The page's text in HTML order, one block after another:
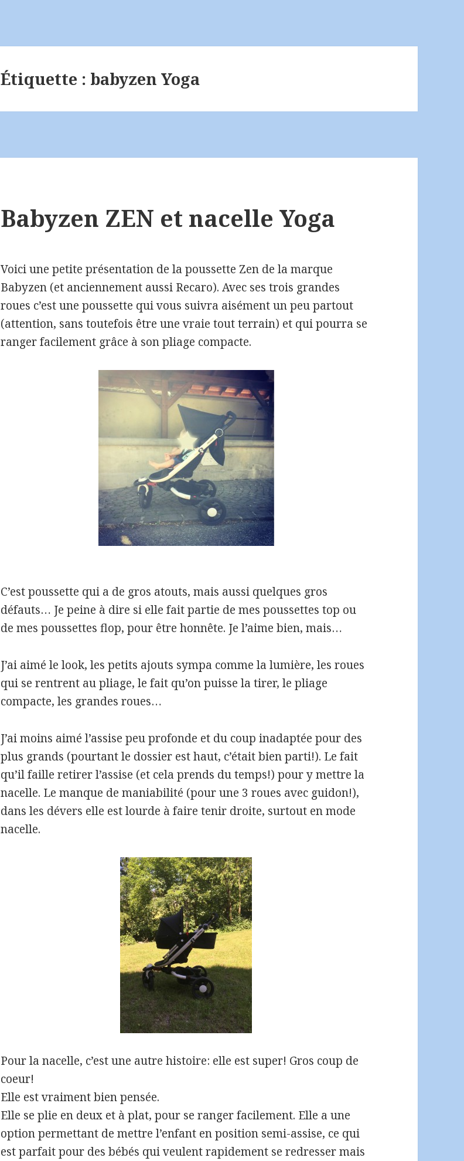
Étiquette : babyzen Yoga
Babyzen ZEN et nacelle Yoga
Voici une petite présentation de la poussette Zen de la marque
Babyzen (et anciennement aussi Recaro). Avec ses trois grandes
roues c’est une poussette qui vous suivra aisément un peu partout
(attention, sans toutefois être une vraie tout terrain) et qui pourra se
ranger facilement grâce à son pliage compacte.
C’est poussette qui a de gros atouts, mais aussi quelques gros
défauts… Je peine à dire si elle fait partie de mes poussettes top ou
de mes poussettes flop, pour être honnête. Je l’aime bien, mais…
J’ai aimé le look, les petits ajouts sympa comme la lumière, les roues
qui se rentrent au pliage, le fait qu’on puisse la tirer, le pliage
compacte, les grandes roues…
J’ai moins aimé l’assise peu profonde et du coup inadaptée pour des
plus grands (pourtant le dossier est haut, c’était bien parti!). Le fait
qu’il faille retirer l’assise (et cela prends du temps!) pour y mettre la
nacelle. Le manque de maniabilité (pour une 3 roues avec guidon!),
dans les dévers elle est lourde à faire tenir droite, surtout en mode
nacelle.
Pour la nacelle, c’est une autre histoire: elle est super! Gros coup de
coeur!
Elle est vraiment bien pensée.
Elle se plie en deux et à plat, pour se ranger facilement. Elle a une
option permettant de mettre l’enfant en position semi-assise, ce qui
est parfait pour des bébés qui veulent rapidement se redresser mais